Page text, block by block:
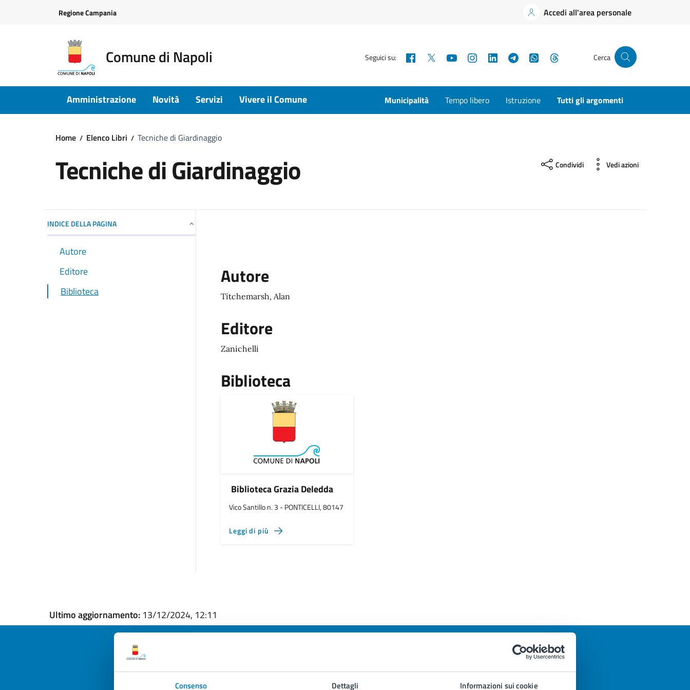
Consenso Dettagli Informazioni sui cookie
Regione Campania Accedi all'area personale
Comune di Napoli Seguici su: Facebook YouTubeInstagramLinkedInTelegramWhatsApp Cerca
Amministrazione Novità Servizi Vivere il Comune Municipalità Tempo libero Istruzione Tutti gli argomenti
Home Elenco Libri Tecniche di Giardinaggio
Tecniche di Giardinaggio Condividi Vedi azioni
INDICE DELLA PAGINA
Autore
Editore
Biblioteca
Autore
Titchemarsh, Alan
Editore
Zanichelli
Biblioteca
Biblioteca Grazia Deledda
Vico Santillo n. 3 - PONTICELLI, 80147
Leggi di più
Ultimo aggiornamento: 13/12/2024, 12:11